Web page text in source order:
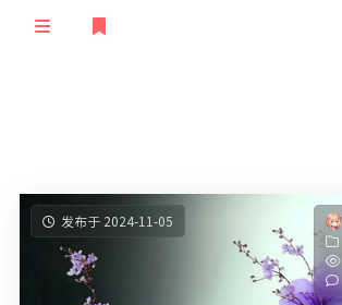
文章
清单
留言
友人
发布于 2024-11-05